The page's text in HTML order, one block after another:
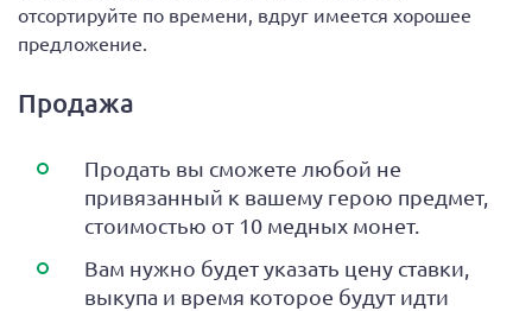
отсортируйте по времени, вдруг имеется хорошее
предложение.
Продажа
Продать вы сможете любой не
привязанный к вашему герою предмет,
стоимостью от 10 медных монет.
Вам нужно будет указать цену ставки,
выкупа и время которое будут идти